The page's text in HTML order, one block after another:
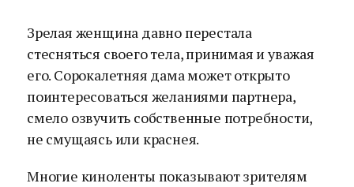
Зрелая женщина давно перестала
стесняться своего тела, принимая и уважая
его. Сорокалетняя дама может открыто
поинтересоваться желаниями партнера,
смело озвучить собственные потребности,
не смущаясь или краснея.
Многие киноленты показывают зрителям